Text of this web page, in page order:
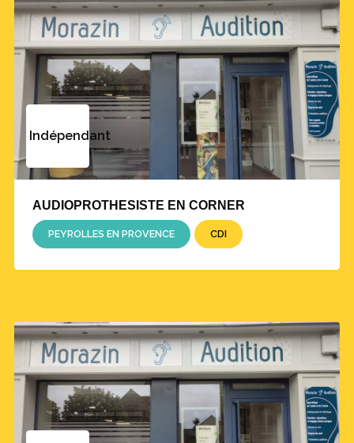
Indépendant
AUDIOPROTHESISTE EN CORNER
PEYROLLES EN PROVENCE CDI